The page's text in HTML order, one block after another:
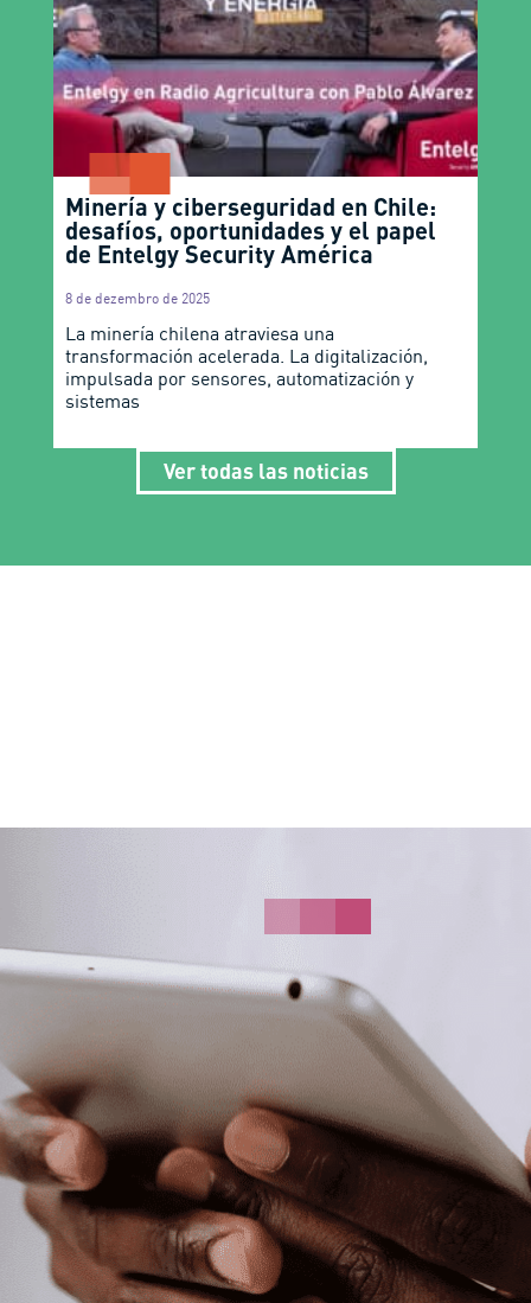
Minería y ciberseguridad en Chile:
desafíos, oportunidades y el papel
de Entelgy Security América
8 de dezembro de 2025
La minería chilena atraviesa una
transformación acelerada. La digitalización,
impulsada por sensores, automatización y
sistemas
Ver todas las noticias